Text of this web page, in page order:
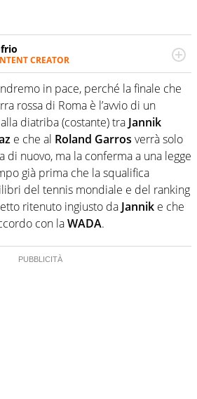
CREATOR
dal 2007, scrive per curiosità
soprattutto di calcio, di sport e dei
concedendosi innocenti evasioni
di format. Un tempo ala
a suo agio nel ruolo di libero. Cura
dei migliori 5 calciatori di sempre.
in pace, perché la finale che
rossa di Roma è l’avvio di un
diatriba (costante) tra Jannik
e che al Roland Garros verrà solo
di nuovo, ma la conferma a una legge
già prima che la squalifica
del tennis mondiale e del ranking
ritenuto ingiusto da Jannik e che
con laWADA.